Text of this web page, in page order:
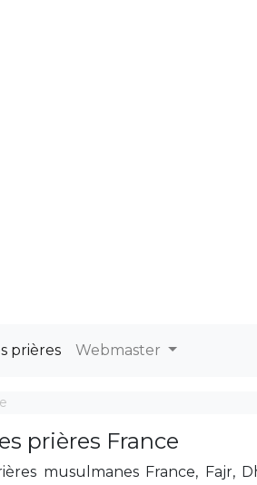
prières Webmaster
prières France
musulmanes France, Fajr,